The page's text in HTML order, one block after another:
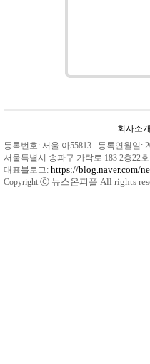
회사소개
등록번호: 서울 아55813 등록연월일:
서울특별시 송파구 가락로 183 2층22
대표블로그: https://blog.naver.com/
Copyright Ⓒ 뉴스온피플 All rights